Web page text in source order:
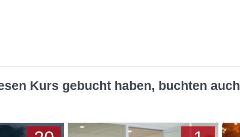
Kurs gebucht haben, buchten auch